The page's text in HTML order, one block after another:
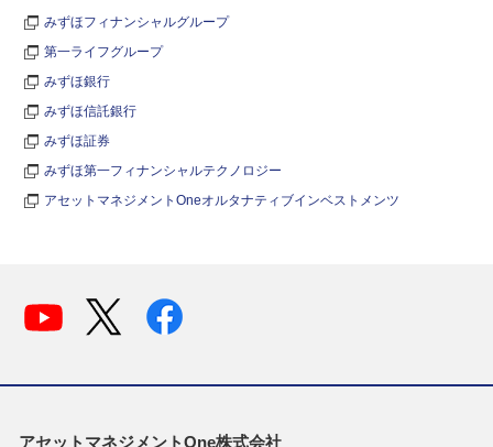
みずほフィナンシャルグループ
第一ライフグループ
みずほ銀行
みずほ信託銀行
みずほ証券
みずほ第一フィナンシャルテクノロジー
アセットマネジメントOneオルタナティブインベストメンツ
アセットマネジメントOne株式会社